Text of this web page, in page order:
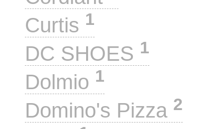
Curtis 1
DC SHOES 1
Dolmio 1
Domino's Pizza 2